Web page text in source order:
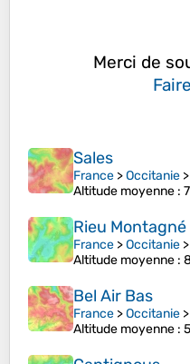
Merci de
Sales
France >Occitanie >
Altitude moyenne :
Rieu Montagné
France >Occitanie >
Altitude moyenne :
Bel Air Bas
France >Occitanie >
Altitude moyenne :